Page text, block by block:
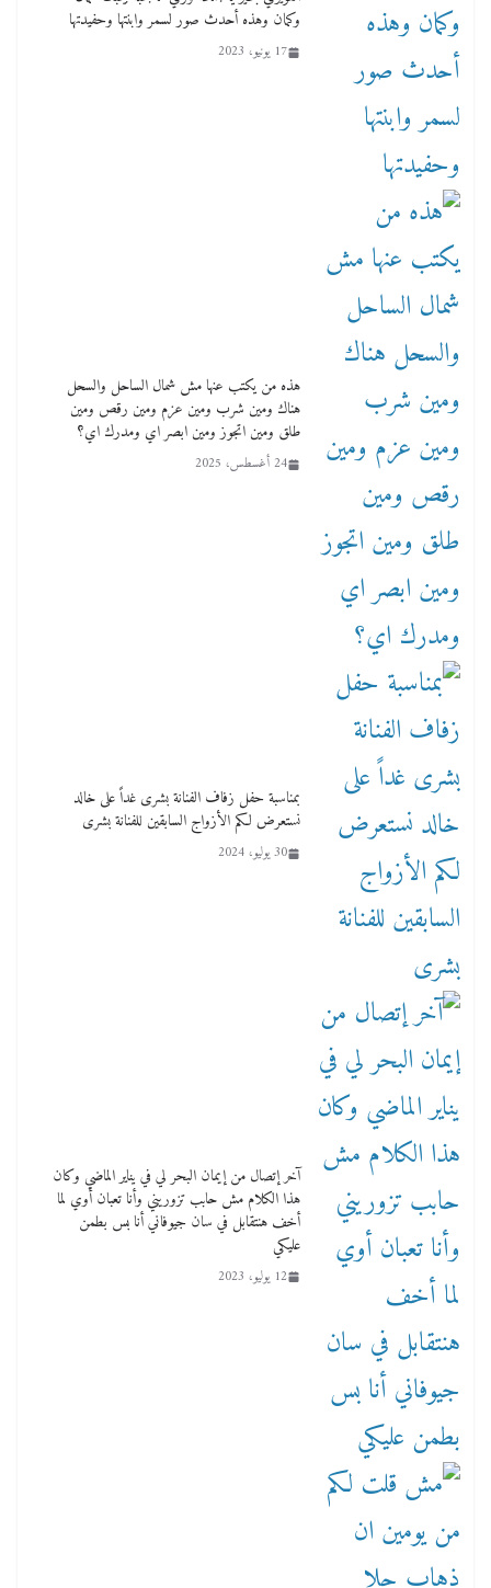
وكمان وهذه أحدث صور لسمر وابنتها وحفيدتها
17 يونيو، 2023
هذه من يكتب عنها مش شمال الساحل والسحل
هناك ومين شرب ومين عزم ومين رقص ومين
طلق ومين اتجوز ومين ابصر اي ومدرك اي؟
24 أغسطس، 2025
بمناسبة حفل زفاف الفنانة بشرى غداً على خالد
نستعرض لكم الأزواج السابقين للفنانة بشرى
30 يوليو، 2024
آخر إتصال من إيمان البحر لي في يناير الماضي وكان
هذا الكلام مش حابب تزوريني وأنا تعبان أوي لما
أخف هنتقابل في سان جيوفاني أنا بس بطمن
عليكي
12 يوليو، 2023